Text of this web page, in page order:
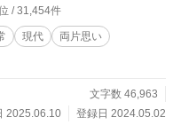
/ 31,454件
現代
両片思い
文字数 46,963
2025.06.10
登録日 2024.05.02